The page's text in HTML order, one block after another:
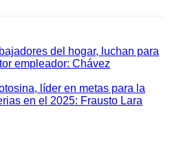
del hogar, luchan para
empleador: Chávez
líder en metas para la
en el 2025: Frausto Lara